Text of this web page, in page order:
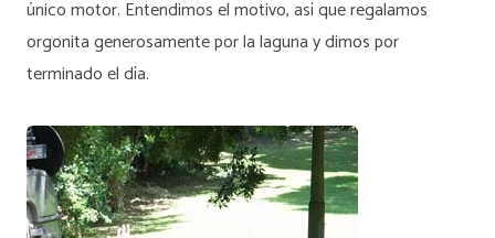
único motor. Entendimos el motivo, así que regalamos
orgonita generosamente por la laguna y dimos por
terminado el día.